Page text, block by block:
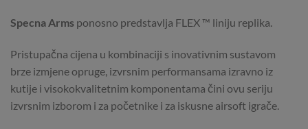
Specna Arms ponosno predstavlja FLEX ™ liniju replika.
Pristupačna cijena u kombinaciji s inovativnim sustavom
brze izmjene opruge, izvrsnim performansama izravno iz
kutije i visokokvalitetnim komponentama čini ovu seriju
izvrsnim izborom i za početnike i za iskusne airsoft igrače.